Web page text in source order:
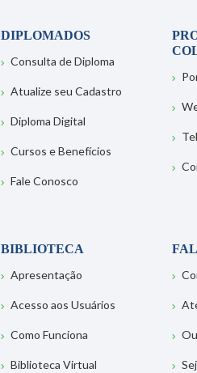
DIPLOMADOS
Consulta de Diploma
Atualize seu Cadastro
Diploma Digital
Cursos e Benefícios
Fale Conosco
BIBLIOTECA
Apresentação
Acesso aos Usuários
Como Funciona
Biblioteca Virtual